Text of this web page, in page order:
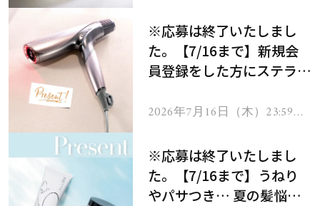
※応募は終了いたしまし
た。【7/16まで】新規会
員登録をした方にステラボ
ヘアドライヤー ジュエル
2026年7月16日（木）23:59ま
※応募は終了いたしまし
た。【7/16まで】うねり
やパサつき… 夏の髪悩み